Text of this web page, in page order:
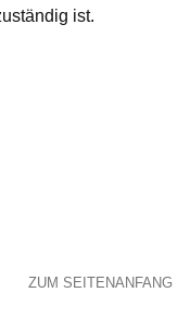
ist.
ZUM SEITENANFANG